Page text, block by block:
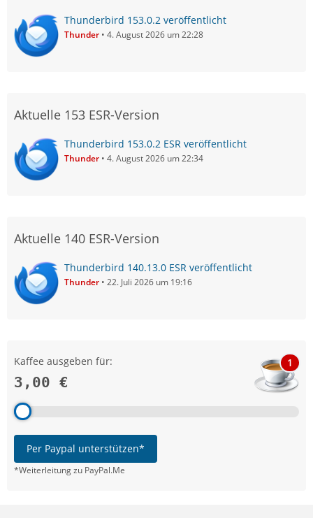
Thunderbird 153.0.2 veröffentlicht
Thunder 4. August 2026 um 22:28
Aktuelle 153 ESR-Version
Thunderbird 153.0.2 ESR veröffentlicht
Thunder 4. August 2026 um 22:34
Aktuelle 140 ESR-Version
Thunderbird 140.13.0 ESR veröffentlicht
Thunder 22. Juli 2026 um 19:16
Kaffee ausgeben für:
3,00 €
1
Per Paypal unterstützen*
*Weiterleitung zu PayPal.Me